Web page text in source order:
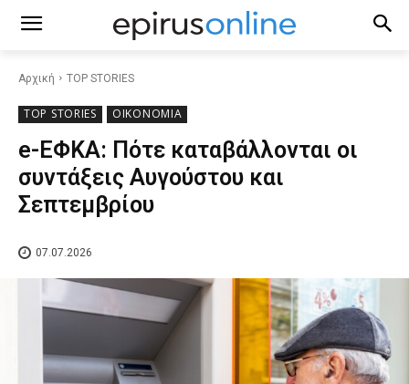
Αρχική TOP STORIES
TOP STORIES ΟΙΚΟΝΟΜΙΑ
e-ΕΦΚΑ: Πότε καταβάλλονται οι
συντάξεις Αυγούστου και
Σεπτεμβρίου
07.07.2026